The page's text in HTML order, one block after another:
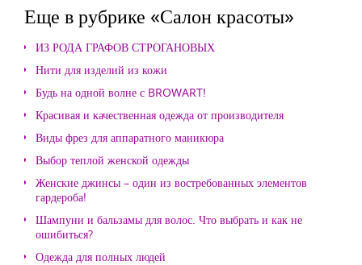
Еще в рубрике «Салон красоты»
ИЗ РОДА ГРАФОВ СТРОГАНОВЫХ
Нити для изделий из кожи
Будь на одной волне с BROWART!
Красивая и качественная одежда от производителя
Виды фрез для аппаратного маникюра
Выбор теплой женской одежды
Женские джинсы – один из востребованных элементов
гардероба!
Шампуни и бальзамы для волос. Что выбрать и как не
ошибиться?
Одежда для полных людей